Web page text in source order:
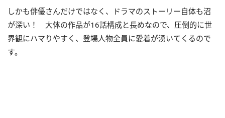
しかも俳優さんだけではなく、ドラマのストーリー自体も沼
が深い！ 大体の作品が16話構成と長めなので、圧倒的に世
界観にハマりやすく、登場人物全員に愛着が湧いてくるので
す。